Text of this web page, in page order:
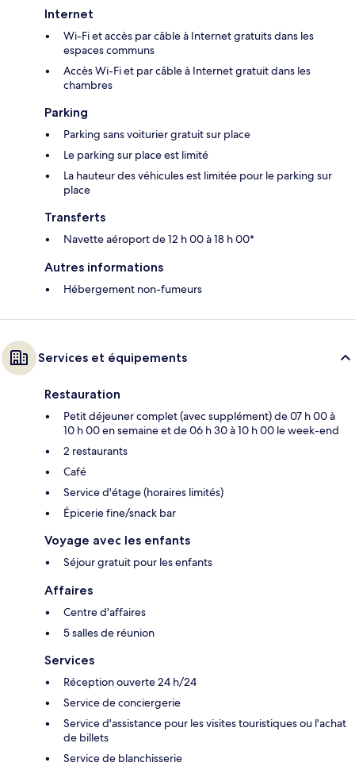
Internet
Wi-Fi et accès par câble à Internet gratuits dans les
espaces communs
Accès Wi-Fi et par câble à Internet gratuit dans les
chambres
Parking
Parking sans voiturier gratuit sur place
Le parking sur place est limité
La hauteur des véhicules est limitée pour le parking sur
place
Transferts
Navette aéroport de 12 h 00 à 18 h 00*
Autres informations
Hébergement non-fumeurs
Services et équipements
Restauration
Petit déjeuner complet (avec supplément) de 07 h 00 à
10 h 00 en semaine et de 06 h 30 à 10 h 00 le week-end
2 restaurants
Café
Service d'étage (horaires limités)
Épicerie fine/snack bar
Voyage avec les enfants
Séjour gratuit pour les enfants
Affaires
Centre d'affaires
5 salles de réunion
Services
Réception ouverte 24 h/24
Service de conciergerie
Service d'assistance pour les visites touristiques ou l'achat
de billets
Service de blanchisserie